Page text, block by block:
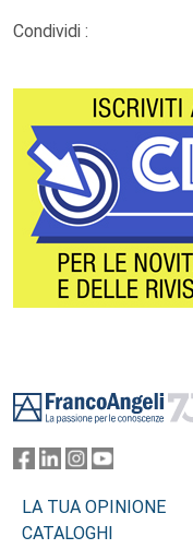
Condividi :
LA TUA OPINIONE
CATALOGHI